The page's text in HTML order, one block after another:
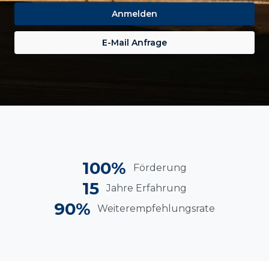
Anmelden
E-Mail Anfrage
100% Förderung
15 Jahre Erfahrung
90% Weiterempfehlungsrate